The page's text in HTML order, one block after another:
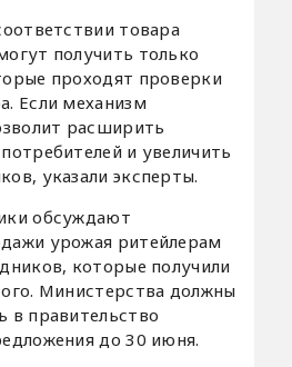
товара
получить только
проходят проверки
Если механизм
расширить
и увеличить
указали эксперты.
обсуждают
урожая ритейлерам
которые получили
Министерства должны
в правительство
до 30 июня.